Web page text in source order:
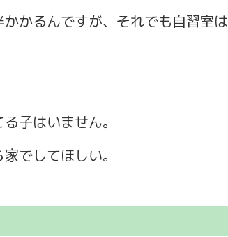
かるんですが、それでも自習室は
子はいません。
でしてほしい。